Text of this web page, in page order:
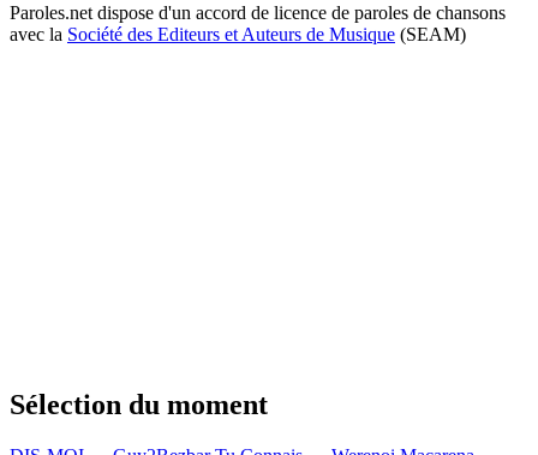
Paroles.net dispose d'un accord de licence de paroles de chansons
avec la Société des Editeurs et Auteurs de Musique (SEAM)
Sélection du moment